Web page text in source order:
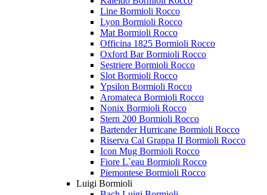
Line Bormioli Rocco
Lyon Bormioli Rocco
Mat Bormioli Rocco
Officina 1825 Bormioli Rocco
Oxford Bar Bormioli Rocco
Sestriere Bormioli Rocco
Slot Bormioli Rocco
Ypsilon Bormioli Rocco
Aromateca Bormioli Rocco
Nonix Bormioli Rocco
Stern 200 Bormioli Rocco
Bartender Hurricane Bormioli Rocco
Riserva Cal Grappa II Bormioli Rocco
Icon Mug Bormioli Rocco
Fiore L`eau Bormioli Rocco
Piemontese Bormioli Rocco
Luigi Bormioli